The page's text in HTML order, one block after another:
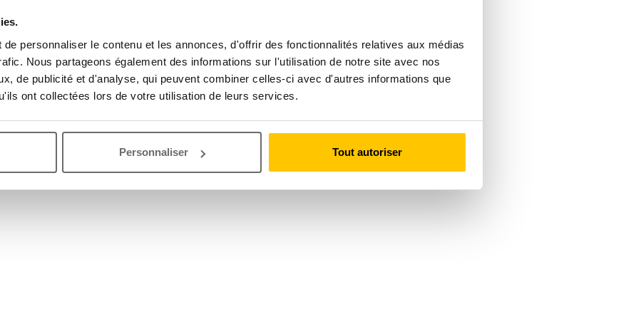
personnaliser le contenu et les annonces, d'offrir des fonctionnalités relatives aux médias
Nous partageons également des informations sur l'utilisation de notre site avec nos
de publicité et d'analyse, qui peuvent combiner celles-ci avec d'autres informations que
ont collectées lors de votre utilisation de leurs services.
Personnaliser Tout autoriser